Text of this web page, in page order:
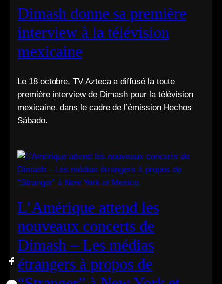
Dimash donne sa première
interview à la télévision
mexicaine
Le 18 octobre, TV Azteca a diffusé la toute
première interview de Dimash pour la télévision
mexicaine, dans le cadre de l’émission Hechos
Sábado.
L’Amérique attend les
nouveaux concerts de
Dimash – Les médias
étrangers à propos de